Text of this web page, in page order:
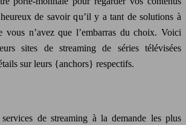
de savoir qu’il y a tant de solutions à
vous n’avez que l’embarras du choix. Voici
sites de streaming de séries télévisées
sur leurs {anchors} respectifs.
de streaming à la demande les plus